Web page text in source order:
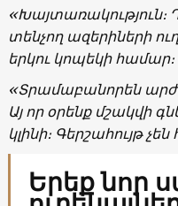
«Խայտառակություն։
տենչող ազերիների
երկու կոպեկի համար։
«Տրամաբանորեն
Այ որ օրենք մշակվի
կլինի։ Գերշահույթ
Երեք նոր